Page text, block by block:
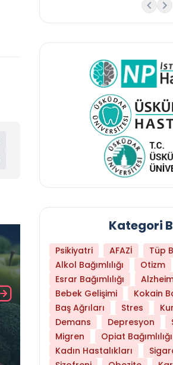
Daha Az Protein
Kategori
Psikiyatri AFAZİ
Tüp
Alkol Bağımlılığı
Otizm
Esrar Bağımlılığı
Bebek Gelişimi
Kokain
Baş Ağrıları
Stres
Demans
Depresyon
Migren
Opiat Bağımlılığı
Kadın Hastalıkları